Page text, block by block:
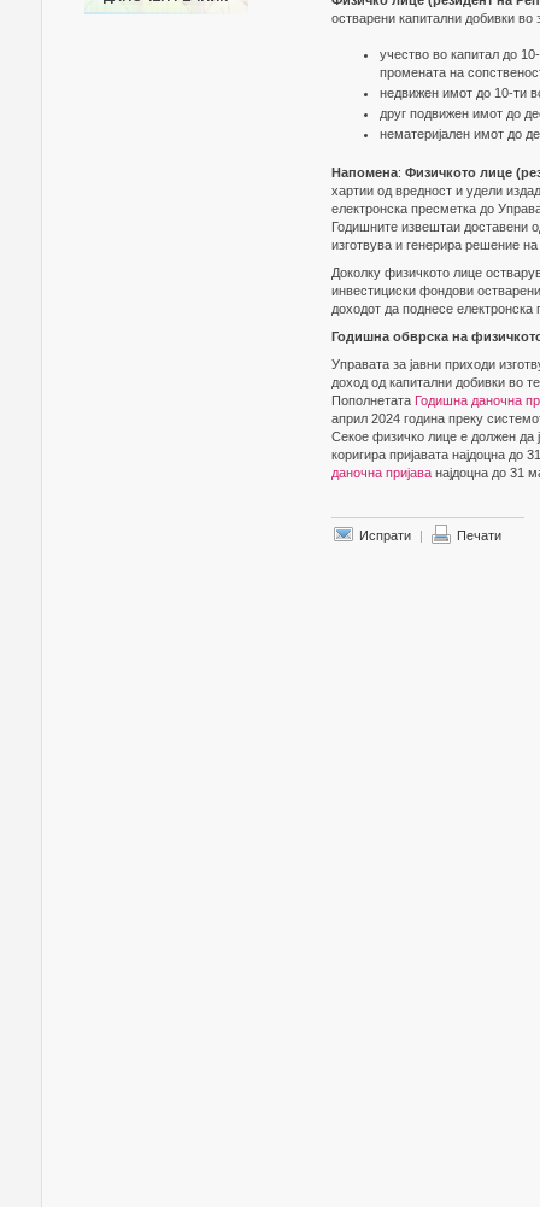
остварени капитални добивки во
учество во капитал до
промената на
недвижен имот до 10-ти
друг подвижен имот до
нематеријален имот до
Напомена: Физичкото лице
хартии од вредност и удели
електронска пресметка до
Годишните извештаи доставени
изготвува и генерира решение
Доколку физичкото лице
инвестициски фондови
доходот да поднесе
Годишна обврска на
Управата за јавни приходи
доход од капитални добивки во
Пополнетата Годишна даночна
април 2024 година преку
Секое физичко лице е должен да
коригира пријавата најдоцна до
даночна пријава најдоцна до 31
Испрати | Печати